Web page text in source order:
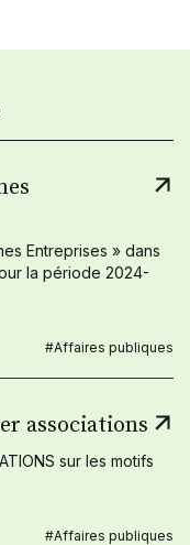
Entreprises » dans
la période 2024-
#Affaires publiques
associations
sur les motifs
#Affaires publiques